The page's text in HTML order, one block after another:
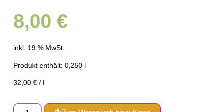
8,00 €
inkl. 19 % MwSt.
Produkt enthält: 0,250 l
32,00 €/ l